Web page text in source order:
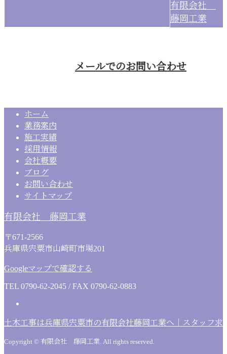
メールでのお問い合わせ
有限会社
藤岡工業
ホーム
業務案内
施工実績
採用情報
会社概要
ブログ
お問い合わせ
サイトマップ
有限会社 藤岡工業
〒671-2566
兵庫県宍粟市山崎町市場201
Googleマップで確認する
TEL 0790-62-2045 / FAX 0790-62-0883
土木工事は兵庫県宍粟市の有限会社藤岡工業へ｜スタッフ求
Copyright © 有限会社 藤岡工業. All rights reserved.